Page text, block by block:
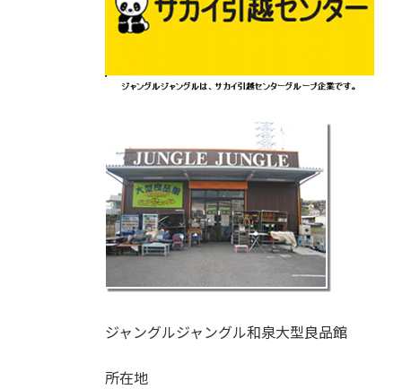
ジャングルジャングル和泉大型良品館
所在地